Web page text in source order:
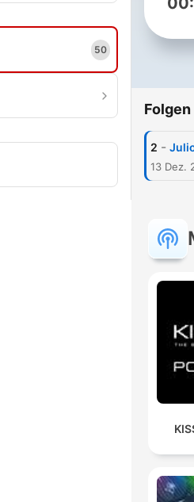
50
Folgen
2 -
13 Dez.